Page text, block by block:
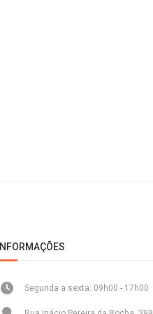
INFORMAÇÕES
Segunda a sexta: 09h00 - 17h00